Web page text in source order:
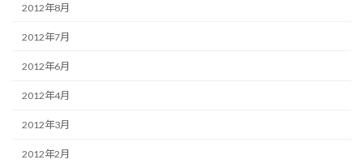
2012年8月
2012年7月
2012年6月
2012年4月
2012年3月
2012年2月